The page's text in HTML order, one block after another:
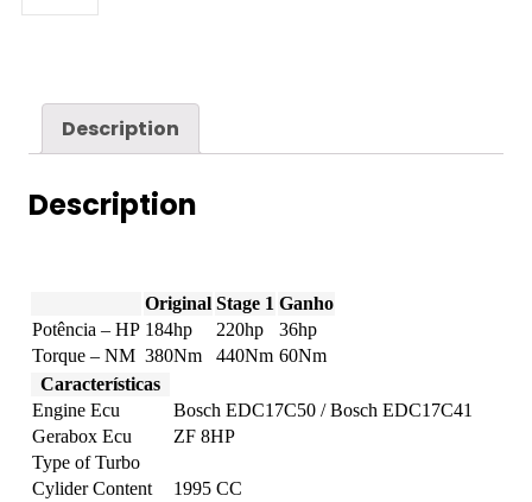
5
520D
184hpDescription
Description
Original Stage 1 Ganho
Potência – HP 184hp 220hp
36hp
Torque – NM 380Nm 440Nm 60Nm
Características
Engine Ecu
Bosch EDC17C50 / Bosch EDC17C41
Gerabox Ecu
ZF 8HP
Type of Turbo
Cylider Content
1995 CC